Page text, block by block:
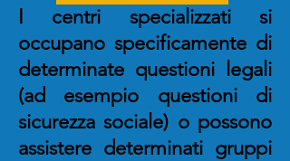
I centri specializzati si
occupano specificamente di
determinate questioni legali
(ad esempio questioni di
sicurezza sociale) o possono
assistere determinati gruppi